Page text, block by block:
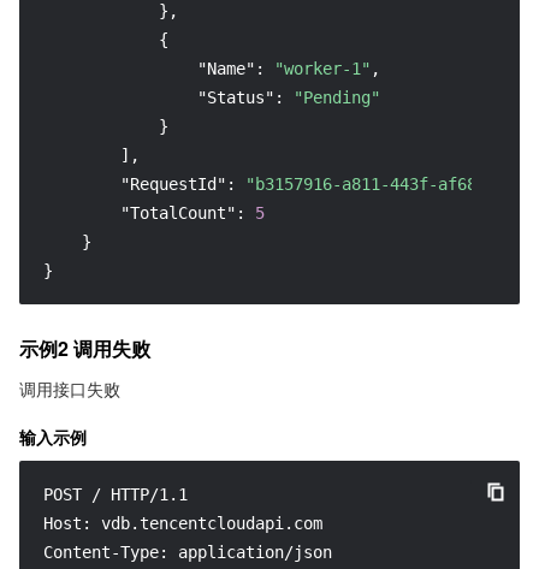
} ,
{
"Name" : "worker-1" ,
"Status" :
"Pending"
}
] ,
"RequestId" :
"b3157916-a811-443f-af68-
"TotalCount" :
5
}
}
示例2 调用失败
调用接口失败
输入示例
POST / HTTP/1.1
Host: vdb.tencentcloudapi.com
Content-Type: application/json